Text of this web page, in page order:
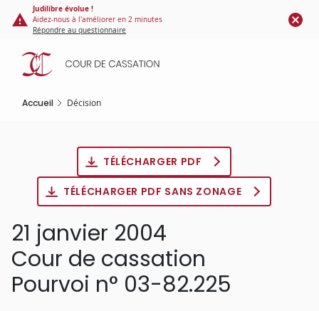
Panneau de gestion des cookies
contenu
principal
Judilibre évolue !
Aidez-nous à l'améliorer en 2 minutes
Répondre au questionnaire
Accueil Décision
TÉLÉCHARGER PDF
TÉLÉCHARGER PDF SANS ZONAGE
21 janvier 2004
Cour de cassation
Pourvoi n° 03-82.225